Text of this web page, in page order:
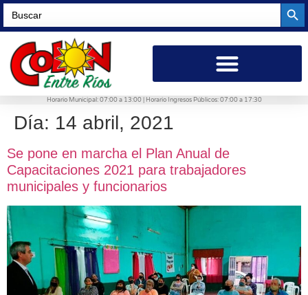
Search
for:
Horario Municipal: 07:00 a 13:00 | Horario Ingresos Públicos: 07:00 a 17:30
Día: 14 abril, 2021
Se pone en marcha el Plan Anual de
Capacitaciones 2021 para trabajadores
municipales y funcionarios